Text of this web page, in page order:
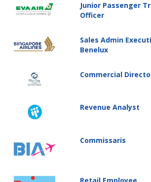
Junior Passenger
Officer
Sales Admin
Benelux
Commercial
Revenue Analyst
Commissaris